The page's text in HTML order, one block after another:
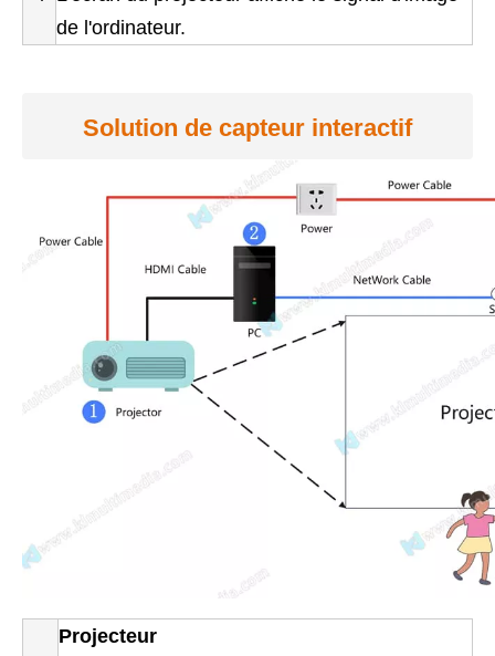
de l'ordinateur.
Solution de capteur interactif
Projecteur